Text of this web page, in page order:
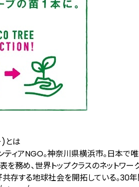
とは
ィアNGO。神奈川県横浜市。日本で
を務め、世界トップクラスのネットワー
存する地球社会を開拓している。30